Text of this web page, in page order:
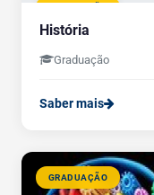
História
Graduação
Saber mais
GRADUAÇÃO